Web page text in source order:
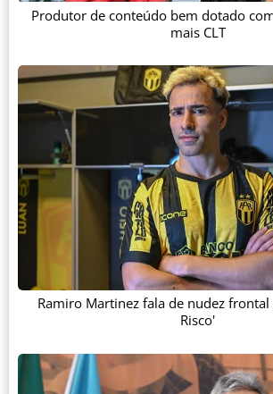
Produtor de conteúdo bem dotado
mais CLT
Ramiro Martinez fala de nudez frontal
Risco'